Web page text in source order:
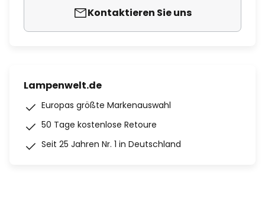
Kontaktieren Sie uns
Lampenwelt.de
Europas größte Markenauswahl
50 Tage kostenlose Retoure
Seit 25 Jahren Nr. 1 in Deutschland